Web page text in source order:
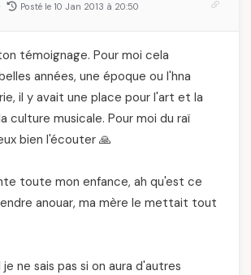
Posté le 10 Jan 2013 à 20:50
témoignage. Pour moi cela
années, une époque ou l'hna
il y avait une place pour l'art et la
culture musicale. Pour moi du raï
bien l'écouter 🙏
toute mon enfance, ah qu'est ce
anouar, ma mère le mettait tout
ne sais pas si on aura d'autres